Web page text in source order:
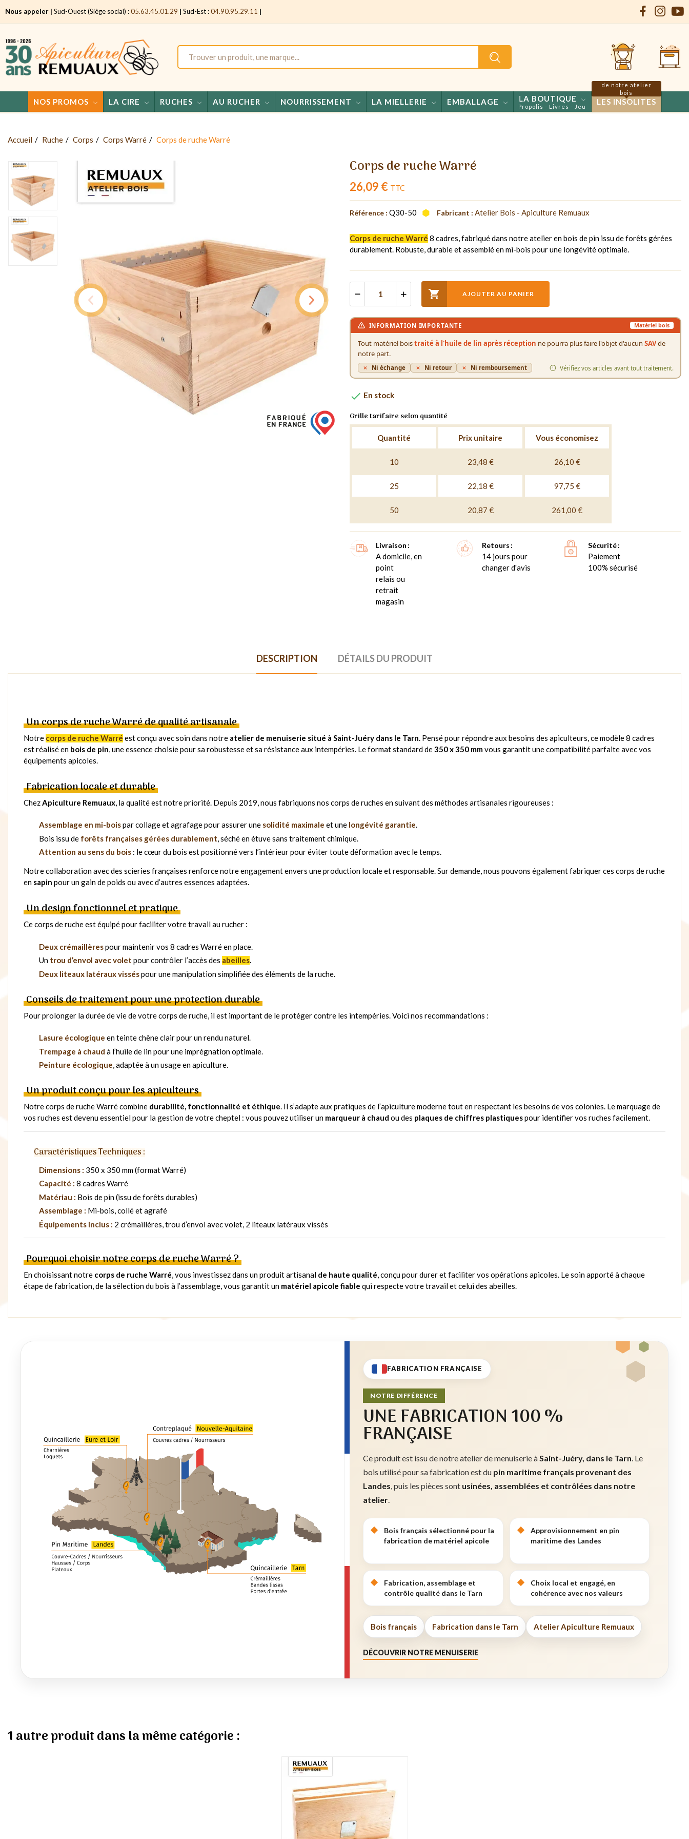
Nous appeler | Sud-Ouest (Siège social) :05.63.45.01.29 | Sud-Est :04.90.95.29.11 |
NOS PROMOS LA CIRE RUCHES AU RUCHER NOURRISSEMENT LA MIELLERIE EMBALLAGE LA BOUTIQUE
Miels - Confiseries - Propolis - Livres - Jeux
LES INSOLITES
de notre atelier
bois
Accueil Ruche Corps Corps Warré Corps de ruche Warré
Corps de ruche Warré
26,09 € TTC
Référence : Q30-50 Fabricant : Atelier Bois - Apiculture Remuaux
Corps de ruche Warré 8 cadres, fabriqué dans notre atelier en bois de pin issu de forêts gérées
durablement. Robuste, durable et assemblé en mi-bois pour une longévité optimale.
 AJOUTER AU PANIER
INFORMATION IMPORTANTE Matériel bois
Tout matériel boistraité à l'huile de lin après réception ne pourra plus faire l'objet d'aucun SAVde
notre part.
Ni échange Ni retour Ni remboursement Vérifiez vos articles avant tout traitement.
 En stock
Grille tarifaire selon quantité
Quantité Prix unitaire Vous économisez
10 23,48 € 26,10 €
25 22,18 € 97,75 €
50 20,87 € 261,00 €
Livraison
A domicile, en
point
relais ou
retrait
magasin
Retours
14 jours pour
changer d'avis
Sécurité
Paiement
100% sécurisé
DESCRIPTION DÉTAILS DU PRODUIT
Un corps de ruche Warré de qualité artisanale
Notre corps de ruche Warré est conçu avec soin dans notre atelier de menuiserie situé à Saint-Juéry dans le Tarn. Pensé pour répondre aux besoins des apiculteurs, ce modèle 8 cadres
est réalisé en bois de pin, une essence choisie pour sa robustesse et sa résistance aux intempéries. Le format standard de350 x 350 mmvous garantit une compatibilité parfaite avec vos
équipements apicoles.
Fabrication locale et durable
ChezApiculture Remuaux, la qualité est notre priorité. Depuis 2019, nous fabriquons nos corps de ruches en suivant des méthodes artisanales rigoureuses :
Assemblage en mi-boispar collage et agrafage pour assurer une solidité maximale et une longévité garantie.
Bois issu de forêts françaises gérées durablement, séché en étuve sans traitement chimique.
Attention au sens du bois : le cœur du bois est positionné vers l’intérieur pour éviter toute déformation avec le temps.
Notre collaboration avec des scieries françaises renforce notre engagement envers une production locale et responsable. Sur demande, nous pouvons également fabriquer ces corps de ruche
en sapin pour un gain de poids ou avec d’autres essences adaptées.
Un design fonctionnel et pratique
Ce corps de ruche est équipé pour faciliter votre travail au rucher :
Deux crémaillèrespour maintenir vos 8 cadres Warré en place.
Un trou d’envol avec volet pour contrôler l’accès des abeilles.
Deux liteaux latéraux visséspour une manipulation simplifiée des éléments de la ruche.
Conseils de traitement pour une protection durable
Pour prolonger la durée de vie de votre corps de ruche, il est important de le protéger contre les intempéries. Voici nos recommandations :
Lasure écologique en teinte chêne clair pour un rendu naturel.
Trempage à chaud à l’huile de lin pour une imprégnation optimale.
Peinture écologique, adaptée à un usage en apiculture.
Un produit conçu pour les apiculteurs
Notre corps de ruche Warré combine durabilité, fonctionnalité et éthique. Il s’adapte aux pratiques de l’apiculture moderne tout en respectant les besoins de vos colonies. Le marquage de
vos ruches est devenu essentiel pour la gestion de votre cheptel : vous pouvez utiliser un marqueur à chaud ou des plaques de chiffres plastiquespour identifier vos ruches facilement.
Caractéristiques Techniques :
Dimensions : 350 x 350 mm (format Warré)
Capacité : 8 cadres Warré
Matériau : Bois de pin (issu de forêts durables)
Assemblage : Mi-bois, collé et agrafé
Équipements inclus : 2 crémaillères, trou d’envol avec volet, 2 liteaux latéraux vissés
Pourquoi choisir notre corps de ruche Warré ?
En choisissant notre corps de ruche Warré, vous investissez dans un produit artisanal de haute qualité, conçu pour durer et faciliter vos opérations apicoles. Le soin apporté à chaque
étape de fabrication, de la sélection du bois à l’assemblage, vous garantit un matériel apicole fiable qui respecte votre travail et celui des abeilles.
FABRICATION FRANÇAISE
NOTRE DIFFÉRENCE
UNE FABRICATION 100 %
FRANÇAISE
Ce produit est issu de notre atelier de menuiserie à Saint-Juéry, dans le Tarn . Le
bois utilisé pour sa fabrication est du pin maritime français provenant des
Landes , puis les pièces sont usinées, assemblées et contrôlées dans notre
atelier
Bois français sélectionné pour la
fabrication de matériel apicole
Approvisionnement en pin
maritime des Landes
Fabrication, assemblage et
contrôle qualité dans le Tarn
Choix local et engagé, en
cohérence avec nos valeurs
Bois français Fabrication dans le Tarn Atelier Apiculture Remuaux
DÉCOUVRIR NOTRE MENUISERIE
1 autre produit dans la même catégorie :